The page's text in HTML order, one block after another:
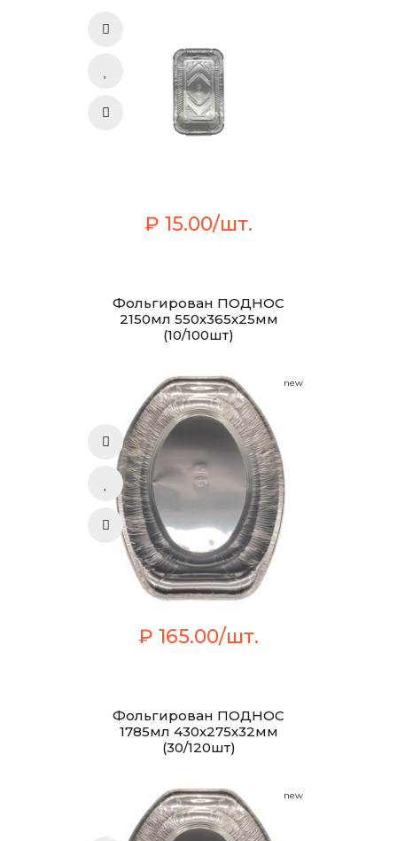
₽ 15.00/шт.
Фольгирован ПОДНОС
2150мл 550х365х25мм
(10/100шт)
new
₽ 165.00/шт.
Фольгирован ПОДНОС
1785мл 430х275х32мм
(30/120шт)
new